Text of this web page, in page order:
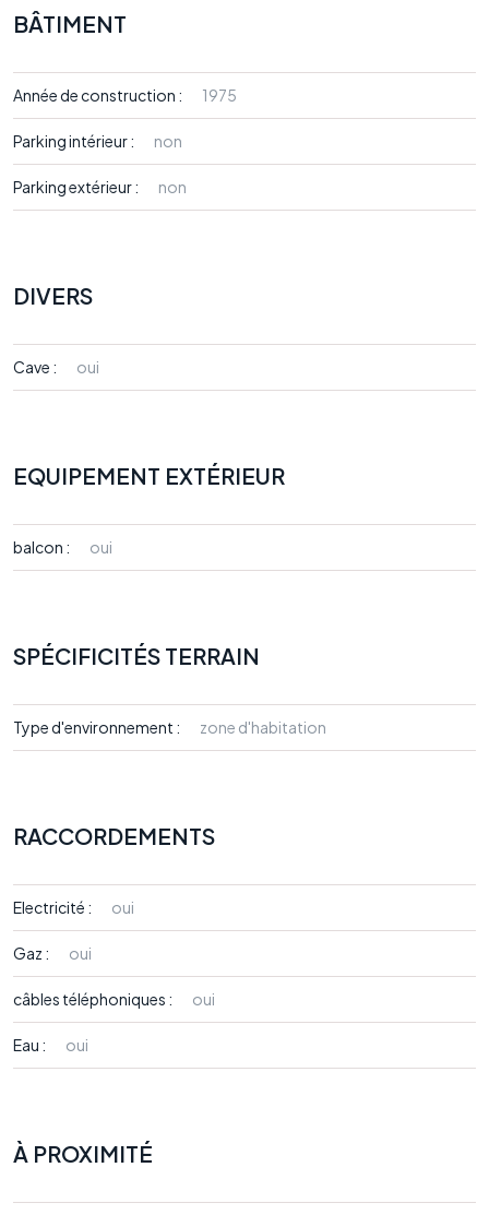
BÂTIMENT
Année de construction : 1975
Parking intérieur : non
Parking extérieur : non
DIVERS
Cave : oui
EQUIPEMENT EXTÉRIEUR
balcon : oui
SPÉCIFICITÉS TERRAIN
Type d'environnement : zone d'habitation
RACCORDEMENTS
Electricité : oui
Gaz : oui
câbles téléphoniques : oui
Eau : oui
À PROXIMITÉ